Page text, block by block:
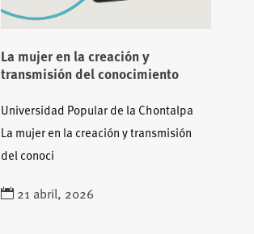
La mujer en la creación y
transmisión del conocimiento
Universidad Popular de la Chontalpa
La mujer en la creación y transmisión
del conoci
21 abril, 2026